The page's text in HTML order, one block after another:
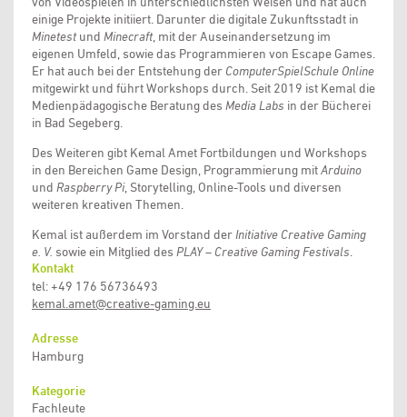
einige Projekte initiiert. Darunter die digitale Zukunftsstadt in
Minetestund Minecraft, mit der Auseinandersetzung im
eigenen Umfeld, sowie das Programmieren von Escape Games.
Er hat auch bei der Entstehung der ComputerSpielSchule Online
mitgewirkt und führt Workshops durch. Seit 2019 ist Kemal die
Medienpädagogische Beratung des Media Labs in der Bücherei
in Bad Segeberg.
Des Weiteren gibt Kemal Amet Fortbildungen und Workshops
in den Bereichen Game Design, Programmierung mitArduino
und Raspberry Pi, Storytelling, Online-Tools und diversen
weiteren kreativen Themen.
Kemal ist außerdem im Vorstand der Initiative Creative Gaming
e. V. sowie ein Mitglied des PLAY – Creative Gaming Festivals
Kontakt
tel: +49 176 56736493
kemal.amet@creative-gaming.eu
Adresse
Hamburg
Kategorie
Fachleute